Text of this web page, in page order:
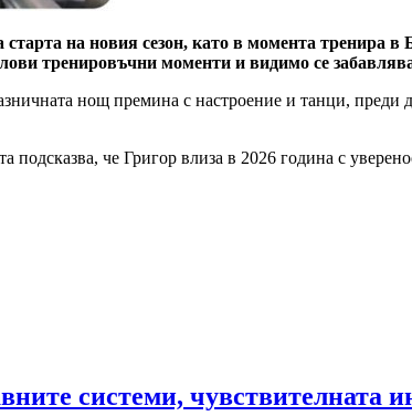
на новия сезон, като в момента тренира
тренировъчни моменти и видимо се
нощ премина с настроение и танци, преди
че Григор влиза в 2026 година с
системи, чувствителната